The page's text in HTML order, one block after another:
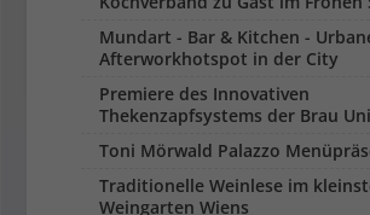
Mundart - Bar & Kitchen -
Afterworkhotspot in der City
Premiere des Innovativen
Thekenzapfsystems der Brau
Toni Mörwald Palazzo
Traditionelle Weinlese im
Weingarten Wiens